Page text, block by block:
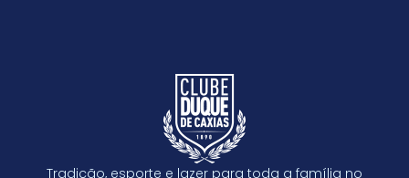
Tradição, esporte e lazer para toda a família no